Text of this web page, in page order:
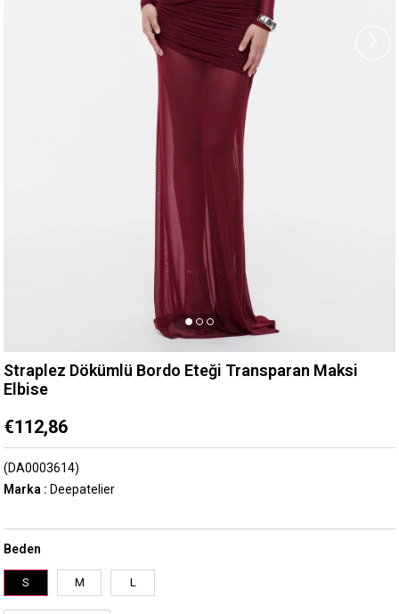
Straplez Dökümlü Bordo Eteği Transparan Maksi
Elbise
€112,86
(DA0003614)
Marka : Deepatelier
Beden
S M L